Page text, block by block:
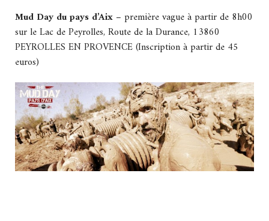
Mud Day du pays d’Aix – première vague à partir de 8h00
sur leLac de Peyrolles, Route de la Durance, 13860
PEYROLLES EN PROVENCE (Inscription à partir de 45
euros)